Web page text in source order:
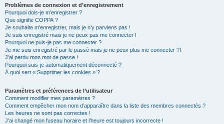
Problèmes de connexion et d’enregistrement
Pourquoi dois-je m’enregistrer ?
Que signifie COPPA ?
Je souhaite m’enregistrer, mais je n’y parviens pas !
Je suis enregistré mais je ne peux pas me connecter !
Pourquoi ne puis-je pas me connecter ?
Je me suis enregistré par le passé mais je ne peux plus me connecter ?!
J’ai perdu mon mot de passe !
Pourquoi suis-je automatiquement déconnecté ?
À quoi sert « Supprimer les cookies » ?
Paramètres et préférences de l’utilisateur
Comment modifier mes paramètres ?
Comment empêcher mon nom d’apparaître dans la liste des membres connectés ?
Les heures ne sont pas correctes !
J’ai changé mon fuseau horaire et l’heure est toujours incorrecte !